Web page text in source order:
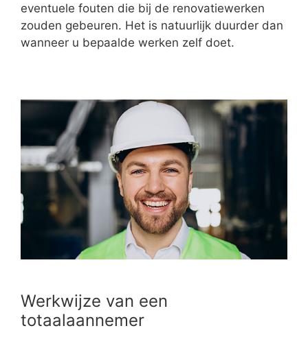
eventuele fouten die bij de renovatiewerken
zouden gebeuren. Het is natuurlijk duurder dan
wanneer u bepaalde werken zelf doet.
Werkwijze van een
totaalaannemer